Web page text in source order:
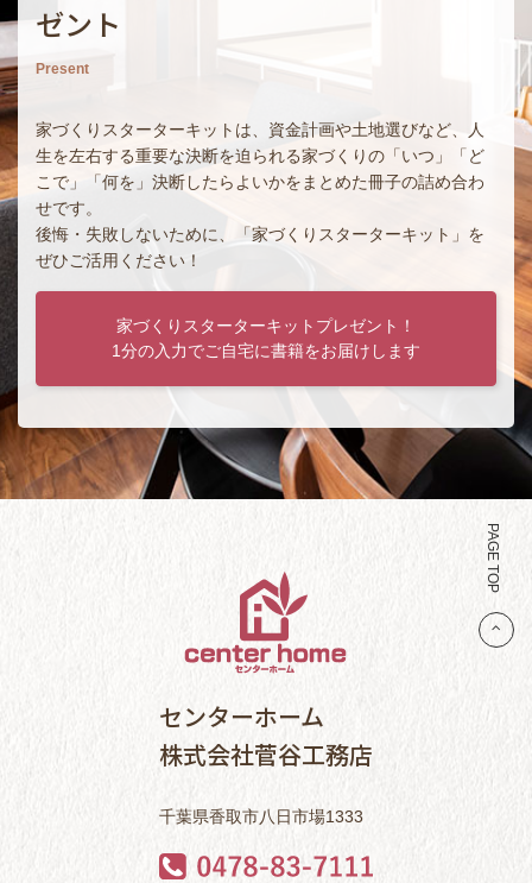
ゼント
Present
家づくりスターターキットは、資金計画や土地選びなど、人
生を左右する重要な決断を迫られる家づくりの「いつ」「ど
こで」「何を」決断したらよいかをまとめた冊子の詰め合わ
せです。
後悔・失敗しないために、「家づくりスターターキット」を
ぜひご活用ください！
家づくりスターターキットプレゼント！
1分の入力でご自宅に書籍をお届けします
PAGE TOP
センターホーム
株式会社菅谷工務店
千葉県香取市八日市場1333